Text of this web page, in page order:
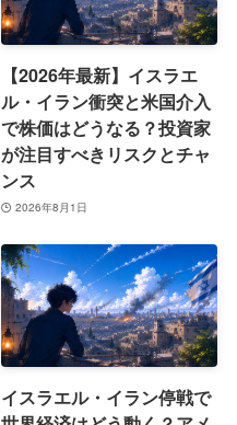
【2026年最新】イスラエ
ル・イラン衝突と米国介入
で株価はどうなる？投資家
が注目すべきリスクとチャ
ンス
2026年8月1日
イスラエル・イラン停戦で